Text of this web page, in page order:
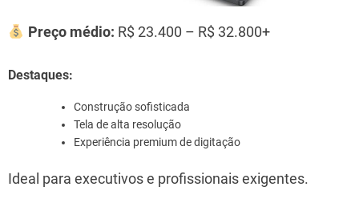
Preço médio: R$ 23.400 – R$ 32.800+
Destaques:
Construção sofisticada
Tela de alta resolução
Experiência premium de digitação
Ideal para executivos e profissionais exigentes.